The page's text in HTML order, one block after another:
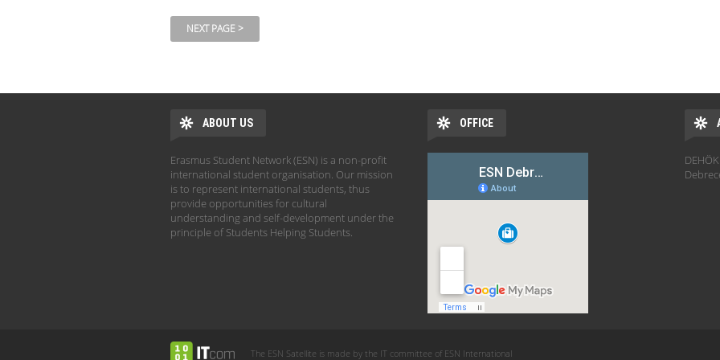
ABOUT US
Erasmus Student Network (ESN) is a non-profit
international student organisation. Our mission
is to represent international students, thus
provide opportunities for cultural
understanding and self-development under the
principle of Students Helping Students.
OFFICE
The ESN Satellite is made by the IT committee of ESN International